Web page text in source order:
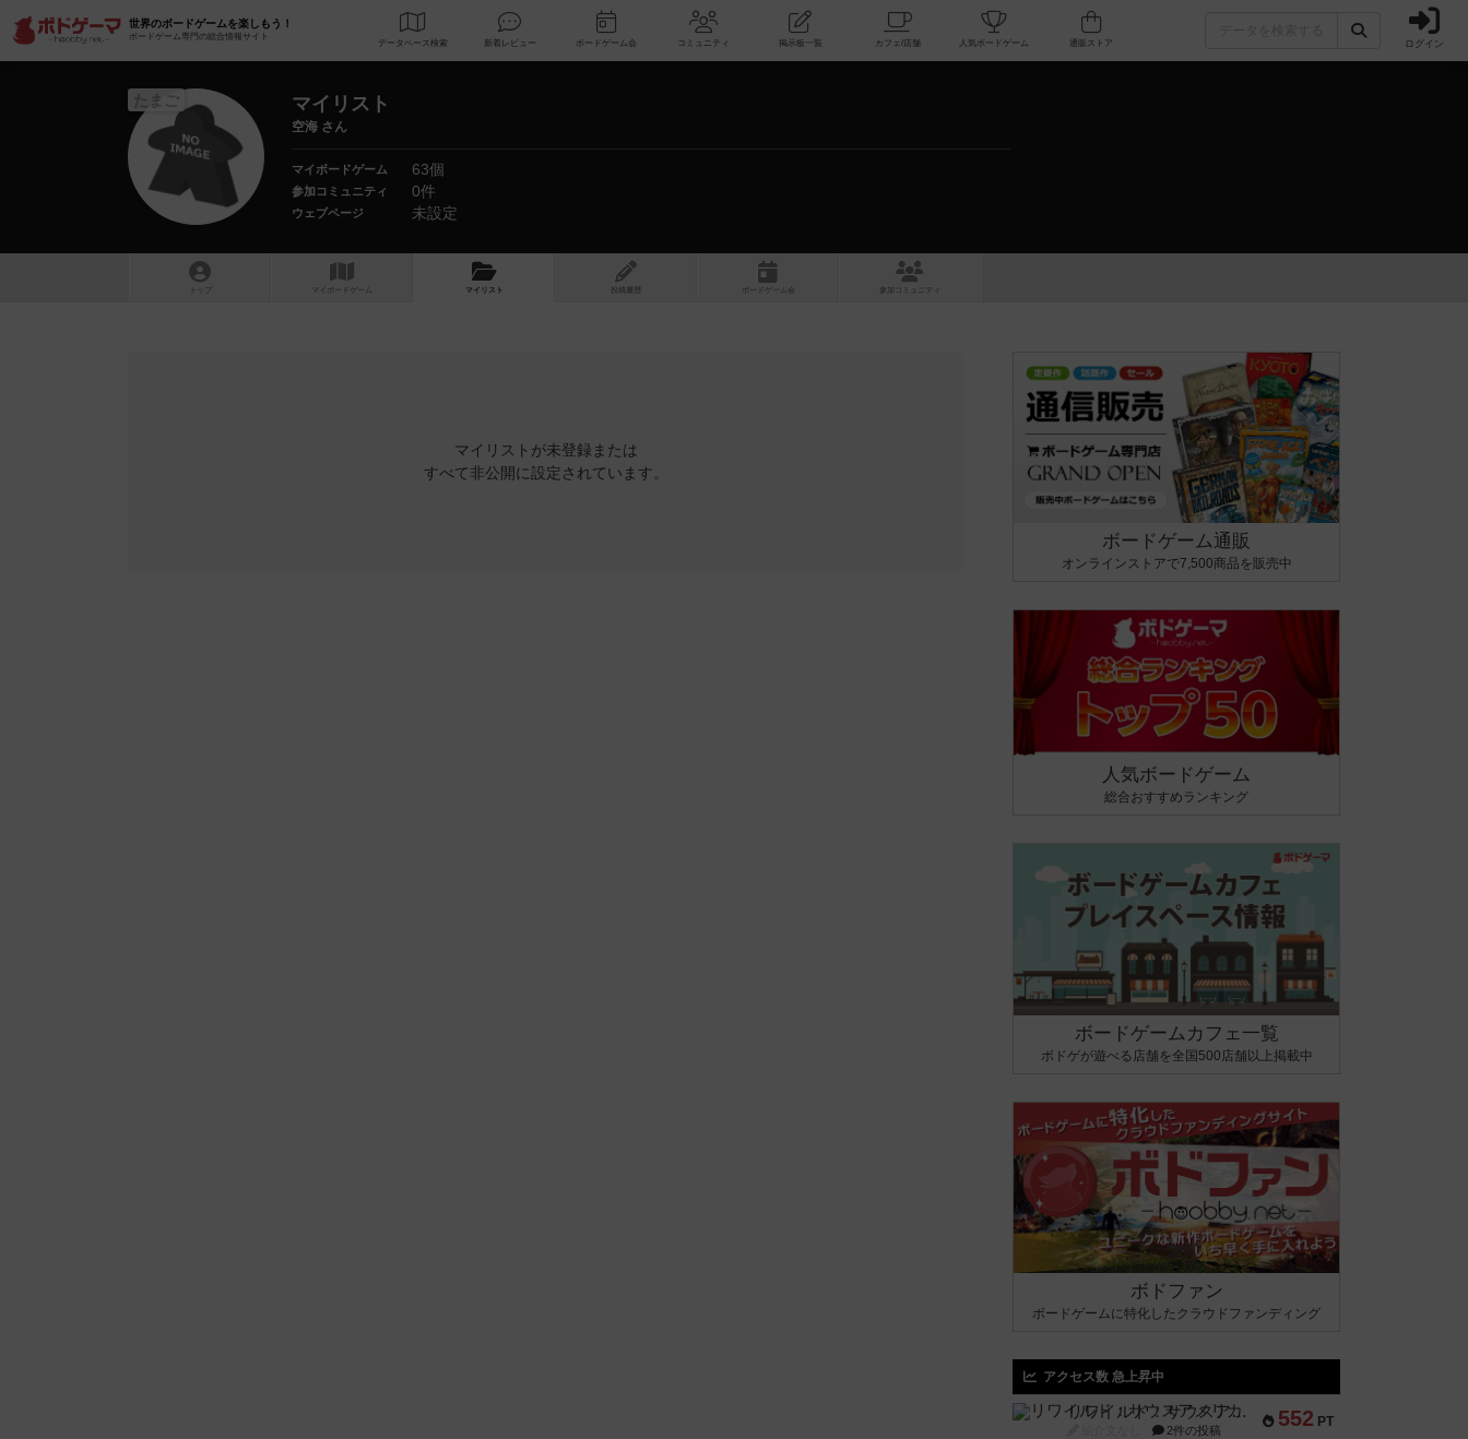
世界のボードゲームを楽しもう！
ボードゲーム専門の総合情報サイト
データベース 検索 新着レビュー ボードゲーム会 コミュニティ 掲示板一覧 カフェ/店舗 人気ボードゲーム ログイン
たまご マイリスト
空海 さん
マイボードゲーム 63個
参加コミュニティ 0件
ウェブページ 未設定
トップ マイボードゲーム マイリスト 投稿履歴 ボ ドゲ ーム コミュニティ
マイリストが未登録または
すべて非公開に設定されています。
ボードゲーム通販
オンラインストアで7,500商品を販売中
人気ボードゲーム
総合おすすめランキング
ボードゲームカフェ一覧
ボドゲが遊べる店舗を全国500店舗以上掲載中
ボドファン
ボードゲームに特化したクラウドファンディング
アクセス数 急上昇中
552 PT
リワイルド：サウスアメリカ
2件の投稿